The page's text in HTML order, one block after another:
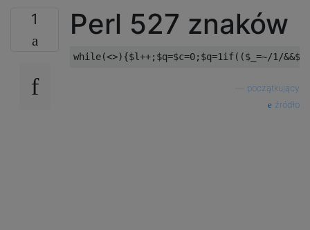
# to the corresponding
# and get an array with
1 Perl 527 znaków
początkujący
źródło